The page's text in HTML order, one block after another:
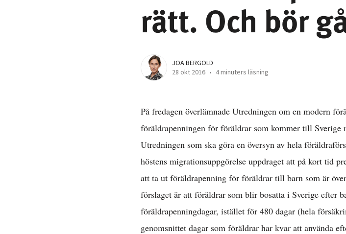
rätt. Och bör
JOA BERGOLD
28 okt 2016 • 4 minuters läsning
På fredagen överlämnade Utredningen om en modern
föräldrapenningen för föräldrar som kommer till
Utredningen som ska göra en översyn av hela
höstens migrationsuppgörelse uppdraget att på kort tid
att ta ut föräldrapenning för föräldrar till barn som är
förslaget är att föräldrar som blir bosatta i Sverige efter
föräldrapenningdagar, istället för 480 dagar (hela
genomsnittet dagar som föräldrar har kvar att använda